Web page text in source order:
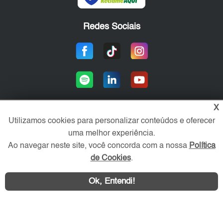
WhatsApp Contatar
Redes Sociais
Área exclusiva aos anunciantes,
acesse sua conta:
X
Utilizamos cookies para personalizar conteúdos e oferecer
uma melhor experiência.
Ao navegar neste site, você concorda com a nossa Política
de Cookies.
Ok, Entendi!